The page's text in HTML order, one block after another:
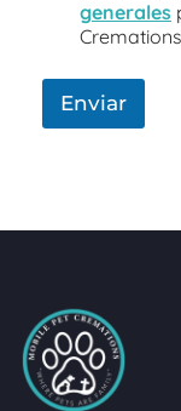
m
r
generales
Enviar